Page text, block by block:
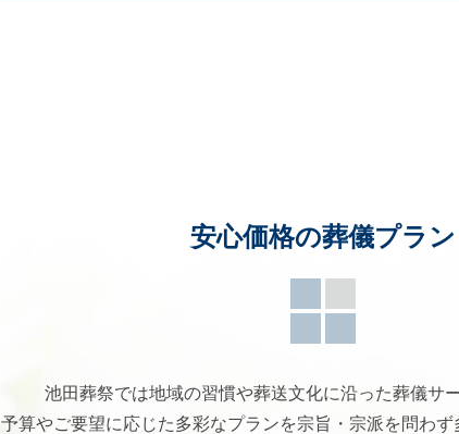
安心価格の葬儀プラン
池田葬祭では地域の習慣や葬送文化に沿った葬儀サ
予算やご要望に応じた多彩なプランを宗旨・宗派を問わず